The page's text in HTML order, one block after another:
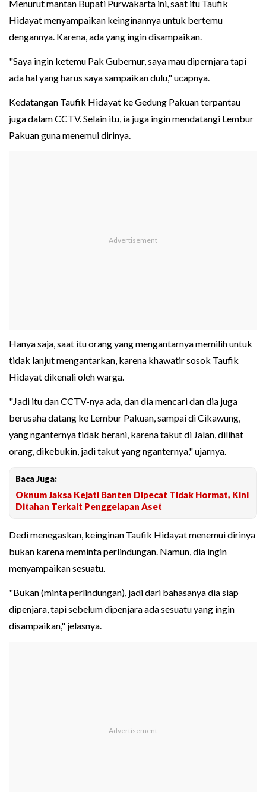
Menurut mantan Bupati Purwakarta ini, saat itu Taufik
Hidayat menyampaikan keinginannya untuk bertemu
dengannya. Karena, ada yang ingin disampaikan.
"Saya ingin ketemu Pak Gubernur, saya mau dipernjara tapi
ada hal yang harus saya sampaikan dulu," ucapnya.
Kedatangan Taufik Hidayat ke Gedung Pakuan terpantau
juga dalam CCTV. Selain itu, ia juga ingin mendatangi Lembur
Pakuan guna menemui dirinya.
Hanya saja, saat itu orang yang mengantarnya memilih untuk
tidak lanjut mengantarkan, karena khawatir sosok Taufik
Hidayat dikenali oleh warga.
"Jadi itu dan CCTV-nya ada, dan dia mencari dan dia juga
berusaha datang ke Lembur Pakuan, sampai di Cikawung,
yang nganternya tidak berani, karena takut di Jalan, dilihat
orang, dikebukin, jadi takut yang nganternya," ujarnya.
Baca Juga:
Oknum Jaksa Kejati Banten Dipecat Tidak Hormat, Kini
Ditahan Terkait Penggelapan Aset
Dedi menegaskan, keinginan Taufik Hidayat menemui dirinya
bukan karena meminta perlindungan. Namun, dia ingin
menyampaikan sesuatu.
"Bukan (minta perlindungan), jadi dari bahasanya dia siap
dipenjara, tapi sebelum dipenjara ada sesuatu yang ingin
disampaikan," jelasnya.